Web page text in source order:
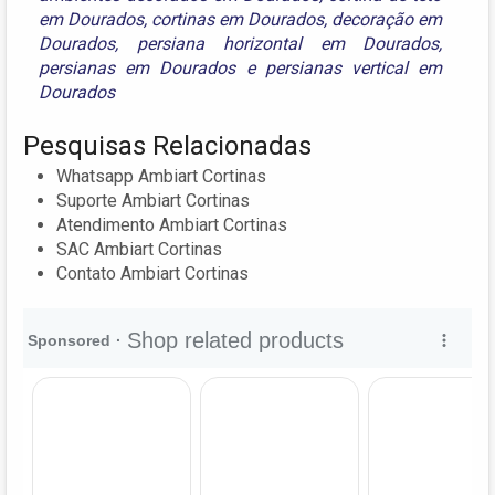
em Dourados, cortinas em Dourados, decoração em
Dourados, persiana horizontal em Dourados,
persianas em Douradose persianas vertical em
Dourados
Pesquisas Relacionadas
Whatsapp Ambiart Cortinas
Suporte Ambiart Cortinas
Atendimento Ambiart Cortinas
SAC Ambiart Cortinas
Contato Ambiart Cortinas